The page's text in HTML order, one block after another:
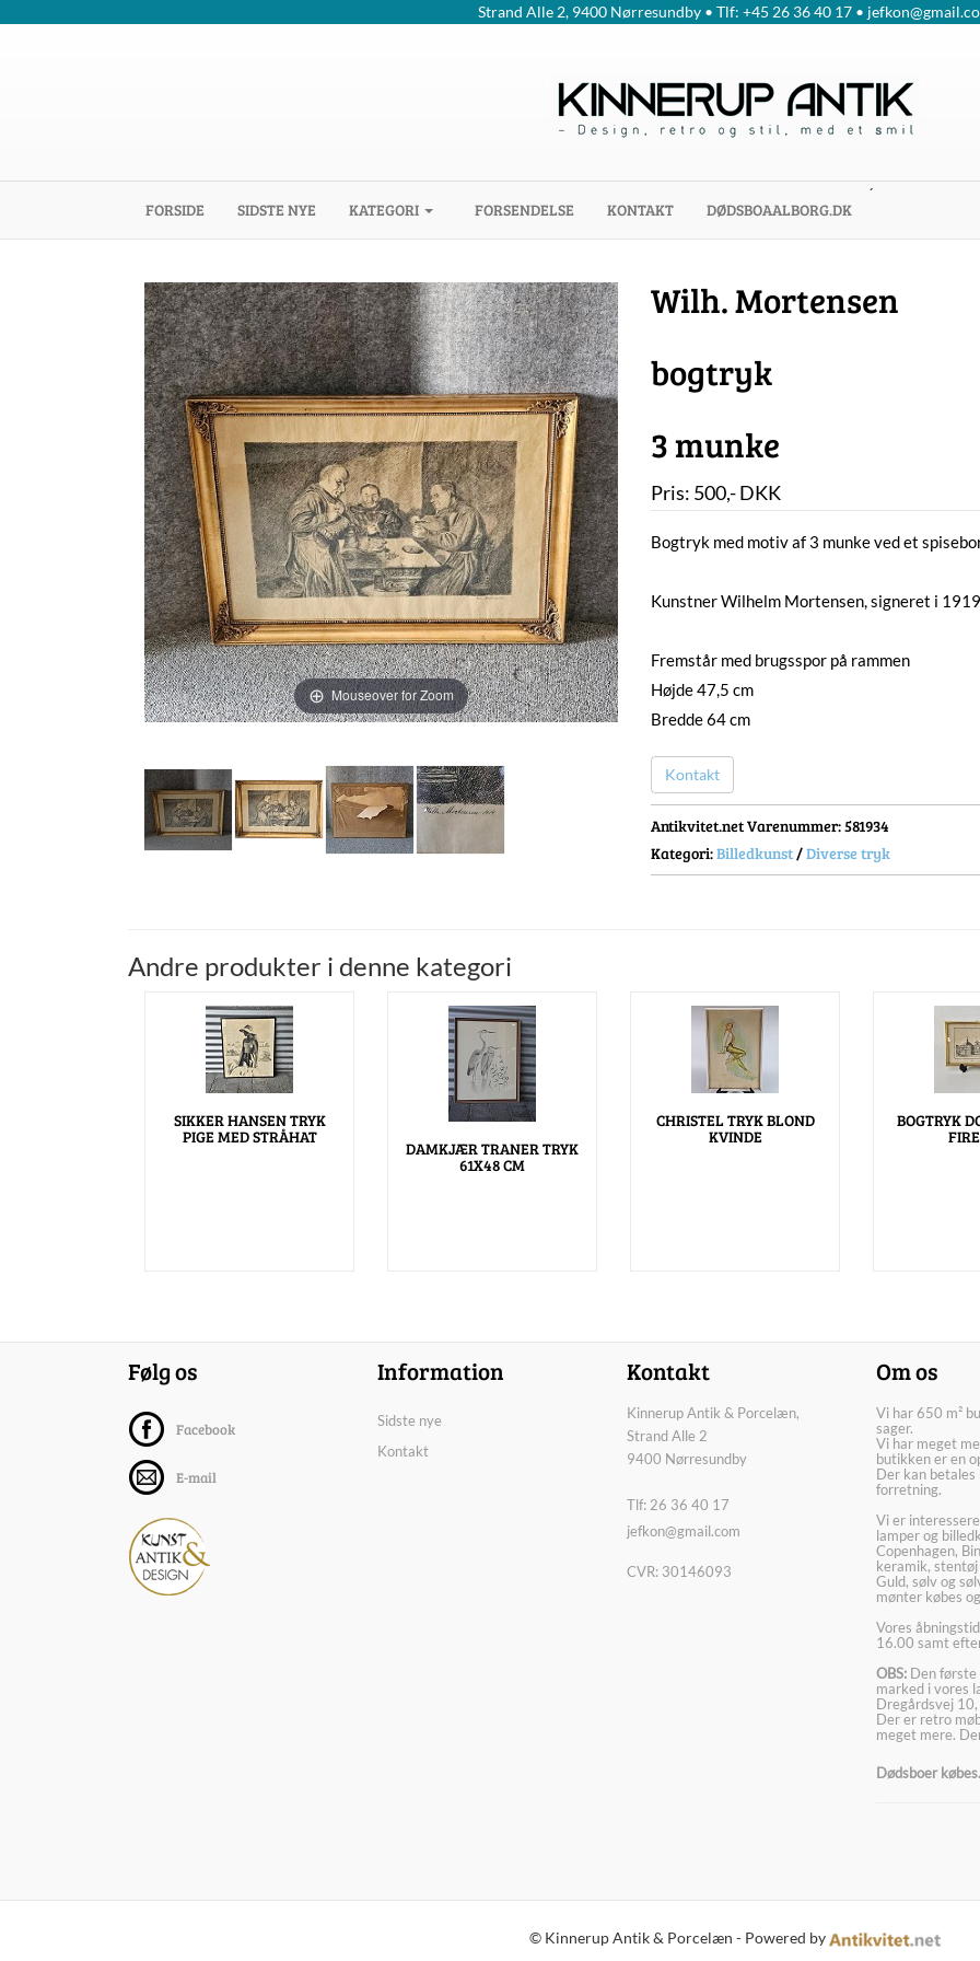
Strand Alle 2, 9400 Nørresundby • Tlf: +45 26 36 40 17 •
FORSIDE (CURRENT)
SIDSTE NYE KATEGORI FORSENDELSE KONTAKT DØDSBOAALBORG.DK
´
Mouseover for Zoom
Wilh. Mortensen
bogtryk
3 munke
Pris: 500,-DKK
Bogtryk med motiv af 3 munke ved et
Kunstner Wilhelm Mortensen, signeret i
Fremstår med brugsspor på rammen
Højde 47,5 cm
Bredde 64 cm
Kontakt
Antikvitet.net Varenummer: 581934
Kategori:Billedkunst/Diverse tryk
Andre produkter i denne kategori
SIKKER HANSEN TRYK
PIGE MED STRÅHAT
DAMKJÆR TRANER TRYK
61X48 CM
CHRISTEL TRYK BLOND
KVINDE
BOGTRYK
Følg os
Facebook
E-mail
Information
Sidste nye
Kontakt
Kontakt
Kinnerup Antik & Porcelæn,
Strand Alle 2
9400 Nørresundby
Tlf: 26 36 40 17
jefkon@gmail.com
CVR: 30146093
Om os
Vi har 650 m²
sager.
Vi har meget
butikken er en
Der kan
forretning.
Vi er
lamper og
Copenhagen,
keramik,
Guld, sølv og
mønter købes
Vores
16.00 samt
OBS: Den
marked i vores
Dregårdsvej
Der er retro
meget mere.
Dødsboer
© Kinnerup Antik & Porcelæn - Powered by